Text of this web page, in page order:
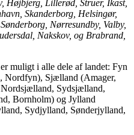
Højbjerg, Lillerød, Struer, Ikast,
Skanderborg, Helsingør,
Nørresundby, Valby,
Nakskov, og Brabrand,
muligt i alle dele af landet: Fyn
Sjælland (Amager,
Sydsjælland,
Bornholm) og Jylland
Sydjylland, Sønderjylland,